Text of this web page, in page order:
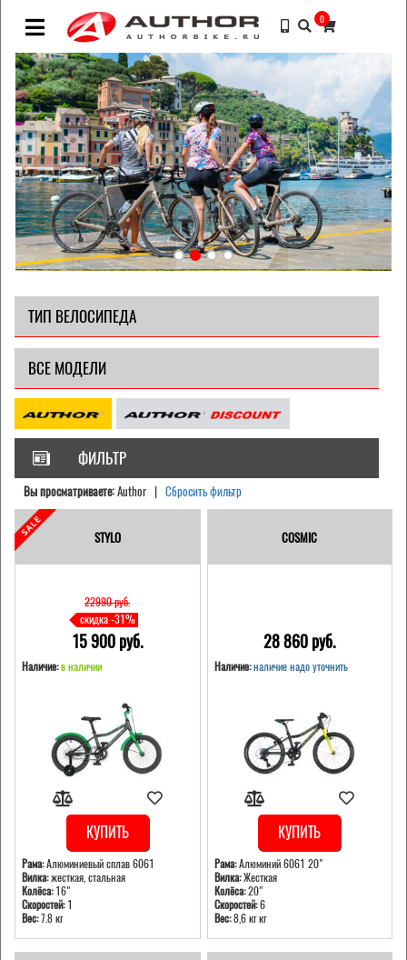
0
ТИП ВЕЛОСИПЕДА
ВСЕ МОДЕЛИ
ФИЛЬТР
Вы просматриваете:Author | Сбросить фильтр
STYLO
22990 pуб.
скидка -31%
15 900 pуб.
Наличие:в наличии
КУПИТЬ
Рама:Алюминиевый сплав 6061
Вилка:жесткая, стальная
Колёса:16"
Скоростей:1
Вес:7.8 кг
COSMIC
28 860 pуб.
Наличие: наличие надо уточнить
КУПИТЬ
Рама:Алюминий 6061 20"
Вилка:Жесткая
Колёса:20"
Скоростей:6
Вес:8,6 кг кг